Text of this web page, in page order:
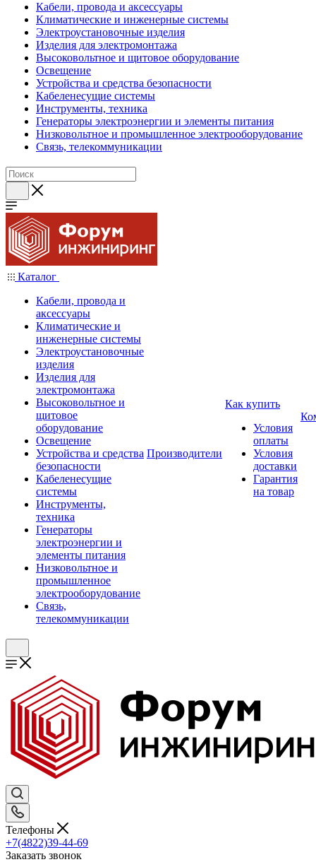
Кабели, провода и аксессуары
Климатические и инженерные системы
Электроустановочные изделия
Изделия для электромонтажа
Высоковольтное и щитовое оборудование
Освещение
Устройства и средства безопасности
Кабеленесущие системы
Инструменты, техника
Генераторы электроэнергии и элементы питания
Низковольтное и промышленное электрооборудование
Связь, телекоммуникации
Каталог
Кабели, провода и
аксессуары
Климатические и
инженерные системы
Электроустановочные
изделия
Изделия для
электромонтажа
Высоковольтное и
щитовое
оборудование
Освещение
Устройства и средства
безопасности
Кабеленесущие
системы
Инструменты,
техника
Генераторы
электроэнергии и
элементы питания
Низковольтное и
промышленное
электрооборудование
Связь,
телекоммуникации
Производители
Как купить
Условия
оплаты
Условия
доставки
Гарантия
на товар
Телефоны
+7(4822)39-44-69
Заказать звонок